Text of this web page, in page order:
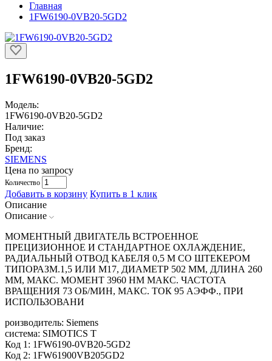
Главная
1FW6190-0VB20-5GD2
1FW6190-0VB20-5GD2
Модель:
1FW6190-0VB20-5GD2
Наличие:
Под заказ
Бренд:
SIEMENS
Цена по запросу
Количество
Добавить в корзину Купить в 1 клик
Описание
Описание
МОМЕНТНЫЙ ДВИГАТЕЛЬ ВСТРОЕННОЕ
ПРЕЦИЗИОННОЕ И СТАНДАРТНОЕ ОХЛАЖДЕНИЕ,
РАДИАЛЬНЫЙ ОТВОД КАБЕЛЯ 0,5 М СО ШТЕКЕРОМ
ТИПОРАЗМ.1,5 ИЛИ M17, ДИАМЕТР 502 ММ, ДЛИНА 260
ММ, МАКС. МОМЕНТ 3960 HM МАКС. ЧАСТОТА
ВРАЩЕНИЯ 73 ОБ/МИН, МАКС. ТОК 95 АЭФФ., ПРИ
ИСПОЛЬЗОВАНИ
роизводитель: Siemens
система: SIMOTICS T
Код 1: 1FW6190-0VB20-5GD2
Код 2: 1FW61900VB205GD2